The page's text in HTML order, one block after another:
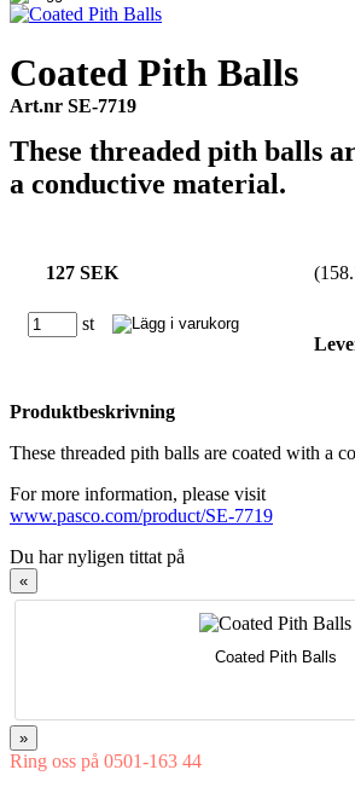
Coated Pith Balls
Art.nr SE-7719
These threaded pith balls
a conductive material.
127 SEK
st
Produktbeskrivning
These threaded pith balls are coated with a
For more information, please visit
www.pasco.com/product/SE-7719
Du har nyligen tittat på
«
Coated Pith Balls
»
Ring oss på 0501-163 44